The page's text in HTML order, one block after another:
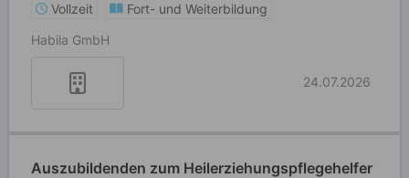
Vollzeit
Fort- und Weiterbildung
Habila GmbH
24.07.2026
Auszubildenden zum Heilerziehungspflegehelfer